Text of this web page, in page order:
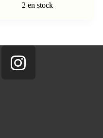
2 en stock